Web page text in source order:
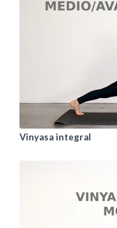
Vinyasa integral